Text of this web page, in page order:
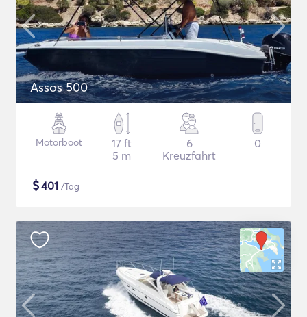
Assos 500
Motorboot
17 ft
5 m
6
Kreuzfahrt
0
$401 /Tag